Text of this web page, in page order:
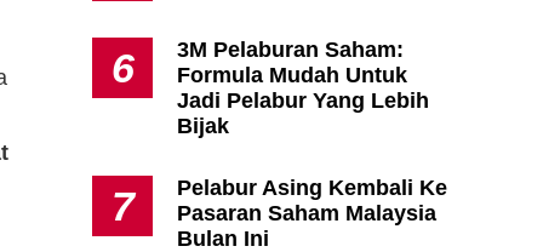
6
3M Pelaburan Saham:
Formula Mudah Untuk
Jadi Pelabur Yang Lebih
Bijak
7
Pelabur Asing Kembali Ke
Pasaran Saham Malaysia
Bulan Ini